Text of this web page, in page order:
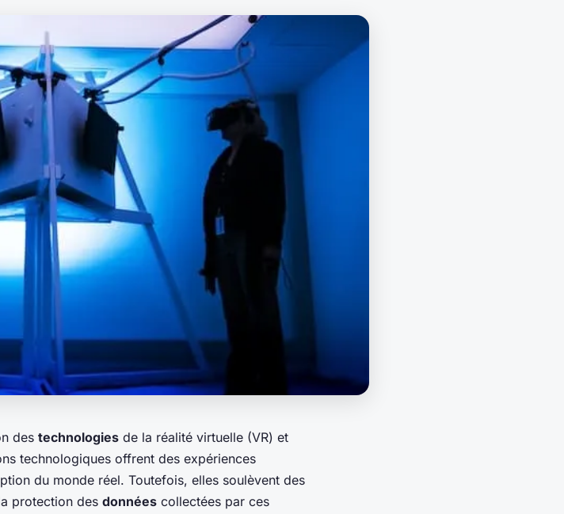
des technologies de la réalité virtuelle (VR) et
technologiques offrent des expériences
du monde réel. Toutefois, elles soulèvent des
protection des données collectées par ces